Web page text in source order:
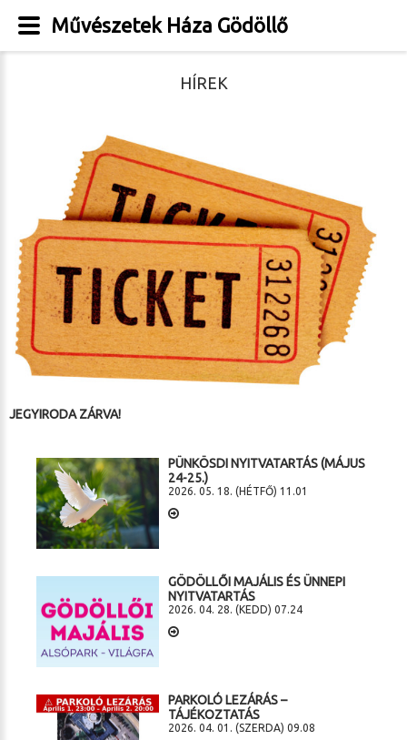
HÍREK
JEGYIRODA ZÁRVA!
PÜNKÖSDI NYITVATARTÁS (MÁJUS
24-25.)
2026. 05. 18. (HÉTFŐ) 11.01
GÖDÖLLŐI MAJÁLIS ÉS ÜNNEPI
NYITVATARTÁS
2026. 04. 28. (KEDD) 07.24
PARKOLÓ LEZÁRÁS –
TÁJÉKOZTATÁS
2026. 04. 01. (SZERDA) 09.08
Művészetek Háza Gödöllő